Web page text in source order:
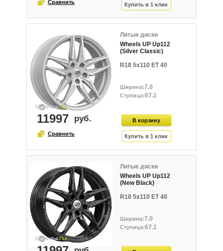
Литые диски
Wheels UP Up112
(Silver Classic)
R18 5x110 ET 40
7.0
67.1
11997
Литые диски
Wheels UP Up112
(New Black)
R18 5x110 ET 40
7.0
67.1